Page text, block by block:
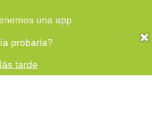
una app
probarla?
tarde